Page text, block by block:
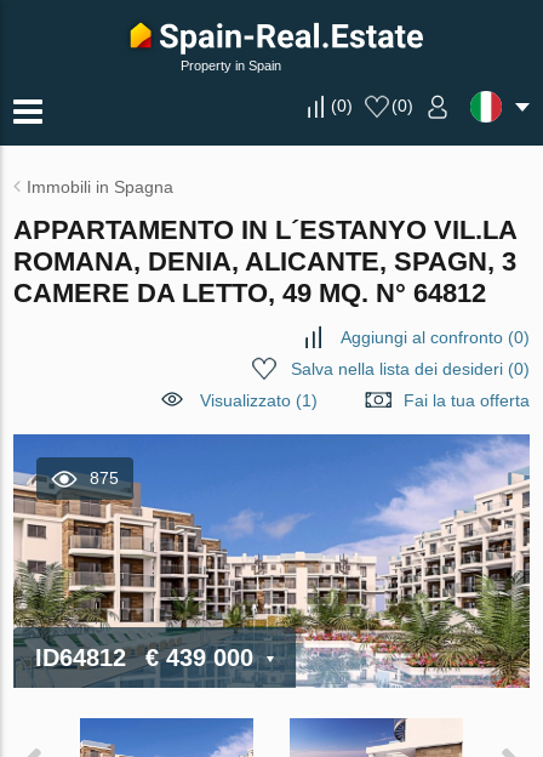
Property in Spain
(0) (0)
Immobili in Spagna
APPARTAMENTO IN L´ESTANYO VIL.LA
ROMANA, DENIA, ALICANTE, SPAGN, 3
CAMERE DA LETTO, 49 MQ. N° 64812
Aggiungi al confronto(0)
Salva nella lista dei desideri(0)
Visualizzato (1)
Fai la tua offerta
875
ID64812 € 439 000